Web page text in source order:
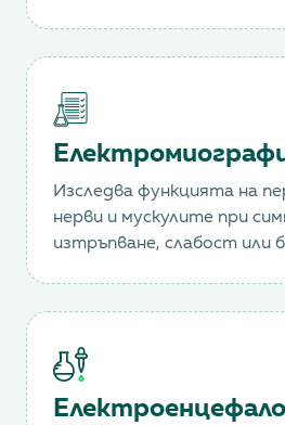
Изследва функцията на
нерви и мускулите при
изтръпване, слабост или